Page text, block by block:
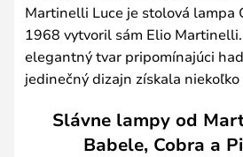
Martinelli Luce je stolová lampa
1968 vytvoril sám Elio
elegantný tvar pripomínajúci
jedinečný dizajn získala niekoľko
Slávne lampy od
Babele, Cobra a